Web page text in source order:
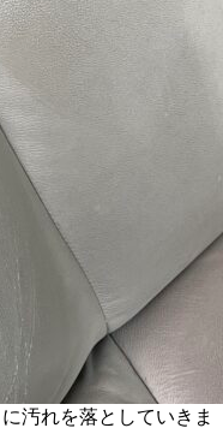
汚れを落としていきま